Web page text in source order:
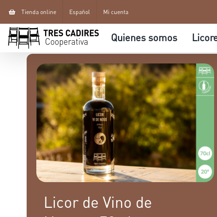
Skip
to
content
Tienda online Español Mi cuenta
Quienes somos
Licor de Vino de